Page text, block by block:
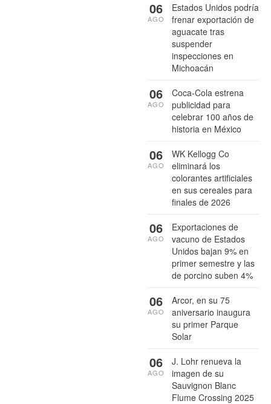
Estados Unidos podría
frenar exportación de
aguacate tras
suspender
inspecciones en
Michoacán
06
AGO
Coca-Cola estrena
publicidad para
celebrar 100 años de
historia en México
06
AGO
WK Kellogg Co
eliminará los
colorantes artificiales
en sus cereales para
finales de 2026
06
AGO
Exportaciones de
vacuno de Estados
Unidos bajan 9% en
primer semestre y las
de porcino suben 4%
06
AGO
Arcor, en su 75
aniversario inaugura
su primer Parque
Solar
06
AGO
J. Lohr renueva la
imagen de su
Sauvignon Blanc
Flume Crossing 2025
06
AGO